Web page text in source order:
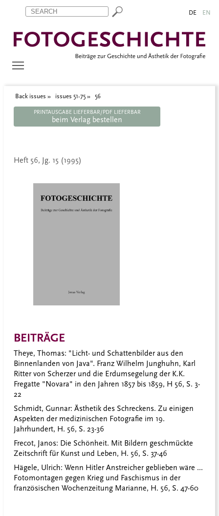
Zum Inhalt springen
Aktuelle Seite: 56 DE EN
Back issues issues 51-75 56
PRINTAUSGABE LIEFERBAR/PDF LIEFERBAR
beim Verlag bestellen
Heft 56, Jg. 15 (1995)
BEITRÄGE
Theye, Thomas: "Licht- und Schattenbilder aus den
Binnenlanden von Java". Franz Wilhelm Junghuhn, Karl
Ritter von Scherzer und die Erdumsegelung der K.K.
Fregatte "Novara" in den Jahren 1857 bis 1859, H 56, S. 3-
22
Schmidt, Gunnar: Ästhetik des Schreckens. Zu einigen
Aspekten der medizinischen Fotografie im 19.
Jahrhundert, H. 56, S. 23-36
Frecot, Janos: Die Schönheit. Mit Bildern geschmückte
Zeitschrift für Kunst und Leben, H. 56, S. 37-46
Hägele, Ulrich: Wenn Hitler Anstreicher geblieben wäre ...
Fotomontagen gegen Krieg und Faschismus in der
französischen Wochenzeitung Marianne, H. 56, S. 47-60